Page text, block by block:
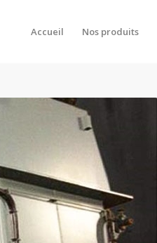
Accueil Nos produits